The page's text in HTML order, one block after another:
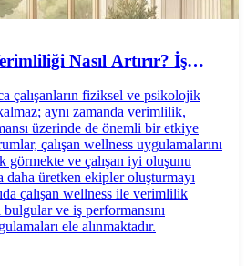
Nasıl Artırır? İş
çalışanların fiziksel ve psikolojik
aynı zamanda verimlilik,
üzerinde de önemli bir etkiye
çalışan wellness uygulamalarını
görmekte ve çalışan iyi oluşunu
daha üretken ekipler oluşturmayı
çalışan wellness ile verimlilik
ve iş performansını
ele alınmaktadır.